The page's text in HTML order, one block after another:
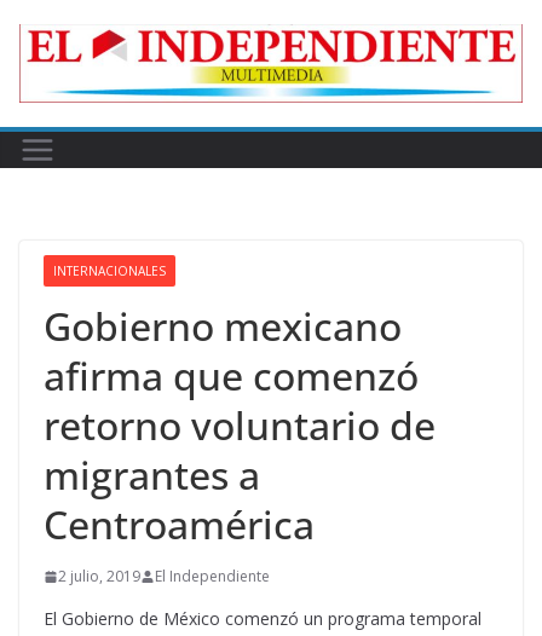
INTERNACIONALES
Gobierno mexicano
afirma que comenzó
retorno voluntario de
migrantes a
Centroamérica
2 julio, 2019 El Independiente
El Gobierno de México comenzó un programa temporal